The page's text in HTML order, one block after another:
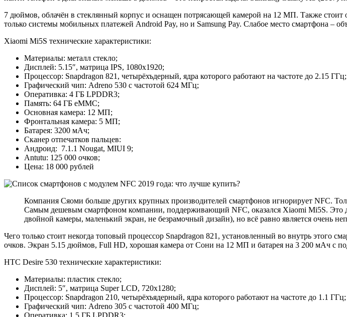
7 дюймов, облачён в стеклянный корпус и оснащен потрясающей камерой на 12 МП. Также
только системы мобильных платежей Android Pay, но и Samsung Pay. Слабое место смартфона –
Xiaomi Mi5S технические характеристики:
Материалы: металл стекло;
Дисплей: 5.15″, матрица IPS, 1080х1920;
Процессор: Snapdragon 821, четырёхъдерный, ядра которого работают на частоте до 2.15 ГГц;
Графический чип: Adreno 530 с частотой 624 МГц;
Оперативка: 4 ГБ LPDDR3;
Память: 64 ГБ eMMC;
Основная камера: 12 МП;
Фронтальная камера: 5 МП;
Батарея: 3200 мАч;
Сканер отпечатков пальцев:
Андроид: 7.1.1 Nougat, MIUI 9;
Antutu: 125 000 очков;
Цена: 18 000 рублей
Компания Сяоми больше других крупных производителей смартфонов игнорирует NFC.
Самым дешевым смартфоном компании, поддерживающий NFC, оказался Xiaomi Mi5S. Это
двойной камеры, маленький экран, не безрамочный дизайн), но всё равно является очень
Чего только стоит некогда топовый процессор Snapdragon 821, установленный во внутрь
очков. Экран 5.15 дюймов, Full HD, хорошая камера от Сони на 12 МП и батарея на 3 200 мАч с
HTC Desire 530 технические характеристики:
Материалы: пластик стекло;
Дисплей: 5″, матрица Super LCD, 720х1280;
Процессор: Snapdragon 210, четырёхъядерный, ядра которого работают на частоте до 1.1 ГГц;
Графический чип: Adreno 305 с частотой 400 МГц;
Оперативка: 1.5 ГБ LPDDR3;